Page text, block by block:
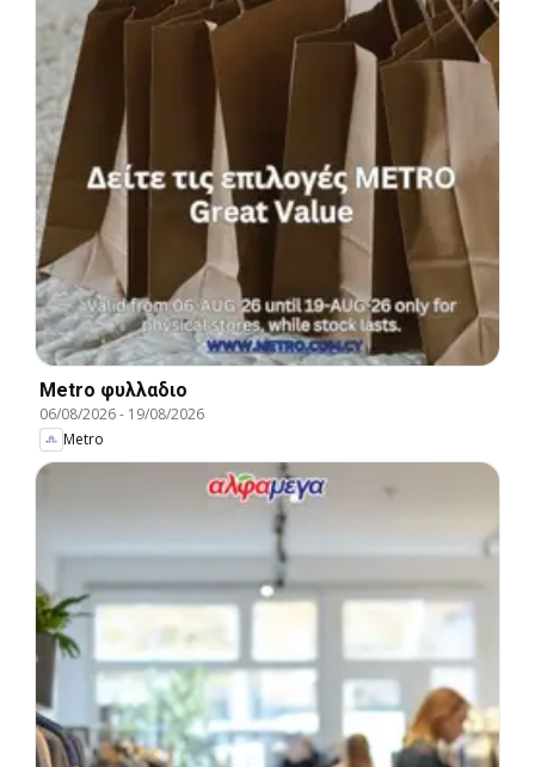
Metro φυλλαδιο
06/08/2026- 19/08/2026
Metro